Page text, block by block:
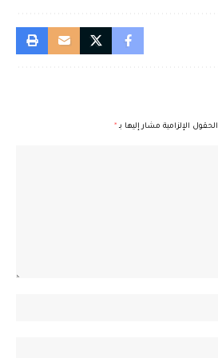
الحقول الإلزامية مشار إليها بـ *